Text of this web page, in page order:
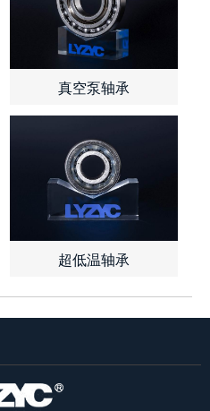
真空泵轴承
超低温轴承
查看详情 了解报价